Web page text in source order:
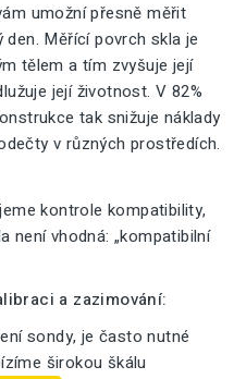
umožní přesně měřit
Měřící povrch skla je
tělem a tím zvyšuje její
její životnost. V 82%
tak snižuje náklady
v různých prostředích.
kontrole kompatibility,
není vhodná: „kompatibilní
a zazimování:
sondy, je často nutné
širokou škálu